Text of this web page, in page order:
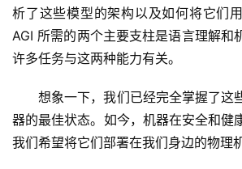
析了这些模型的架构以及如何将它们
AGI 所需的两个主要支柱是语言理解和
许多任务与这两种能力有关。
想象一下，我们已经完全掌握了这
器的最佳状态。如今，机器在安全和健
我们希望将它们部署在我们身边的物理